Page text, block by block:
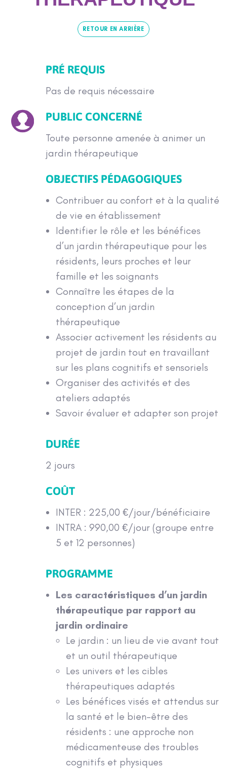
RETOUR EN ARRIÈRE
PRÉ REQUIS
Pas de requis nécessaire
PUBLIC CONCERNÉ
Toute personne amenée à animer un
jardin thérapeutique
OBJECTIFS PÉDAGOGIQUES
Contribuer au confort et à la qualité
de vie en établissement
Identifier le rôle et les bénéfices
d’un jardin thérapeutique pour les
résidents, leurs proches et leur
famille et les soignants
Connaître les étapes de la
conception d’un jardin
thérapeutique
Associer activement les résidents au
projet de jardin tout en travaillant
sur les plans cognitifs et sensoriels
Organiser des activités et des
ateliers adaptés
Savoir évaluer et adapter son projet
DURÉE
2 jours
COÛT
INTER : 225,00 €/jour/bénéficiaire
INTRA : 990,00 €/jour (groupe entre
5 et 12 personnes)
PROGRAMME
Les caractéristiques d’un jardin
thérapeutique par rapport au
jardin ordinaire
Le jardin : un lieu de vie avant tout
et un outil thérapeutique
Les univers et les cibles
thérapeutiques adaptés
Les bénéfices visés et attendus sur
la santé et le bien-être des
résidents : une approche non
médicamenteuse des troubles
cognitifs et physiques